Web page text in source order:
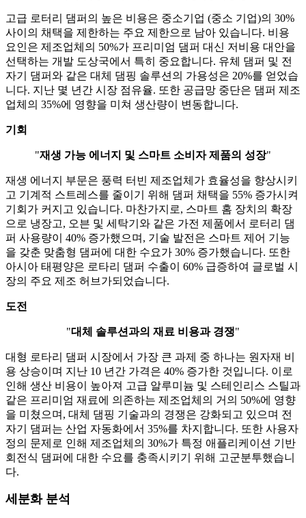
고급 로터리 댐퍼의 높은 비용은 중소기업 (중소 기업)의 30%
사이의 채택을 제한하는 주요 제한으로 남아 있습니다. 비용
요인은 제조업체의 50%가 프리미엄 댐퍼 대신 저비용 대안을
선택하는 개발 도상국에서 특히 중요합니다. 유체 댐퍼 및 전
자기 댐퍼와 같은 대체 댐핑 솔루션의 가용성은 20%를 얻었습
니다. 지난 몇 년간 시장 점유율. 또한 공급망 중단은 댐퍼 제조
업체의 35%에 영향을 미쳐 생산량이 변동합니다.
기회
"재생 가능 에너지 및 스마트 소비자 제품의 성장"
재생 에너지 부문은 풍력 터빈 제조업체가 효율성을 향상시키
고 기계적 스트레스를 줄이기 위해 댐퍼 채택을 55% 증가시켜
기회가 커지고 있습니다. 마찬가지로, 스마트 홈 장치의 확장
으로 냉장고, 오븐 및 세탁기와 같은 가전 제품에서 로터리 댐
퍼 사용량이 40% 증가했으며, 기술 발전은 스마트 제어 기능
을 갖춘 맞춤형 댐퍼에 대한 수요가 30% 증가했습니다. 또한
아시아 태평양은 로타리 댐퍼 수출이 60% 급증하여 글로벌 시
장의 주요 제조 허브가되었습니다.
도전
"대체 솔루션과의 재료 비용과 경쟁"
대형 로타리 댐퍼 시장에서 가장 큰 과제 중 하나는 원자재 비
용 상승이며 지난 10 년간 가격은 40% 증가한 것입니다. 이로
인해 생산 비용이 높아져 고급 알루미늄 및 스테인리스 스틸과
같은 프리미엄 재료에 의존하는 제조업체의 거의 50%에 영향
을 미쳤으며, 대체 댐핑 기술과의 경쟁은 강화되고 있으며 전
자기 댐퍼는 산업 자동화에서 35%를 차지합니다. 또한 사용자
정의 문제로 인해 제조업체의 30%가 특정 애플리케이션 기반
회전식 댐퍼에 대한 수요를 충족시키기 위해 고군분투했습니
다.
세분화 분석